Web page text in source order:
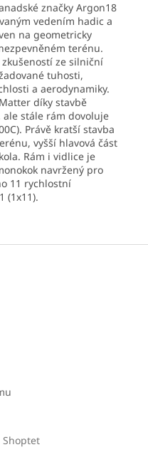
značky Argon18
vedením hadic a
na geometricky
terénu.
ze silniční
tuhosti,
a aerodynamiky.
díky stavbě
ale stále rám dovoluje
Právě kratší stavba
vyšší hlavová část
Rám i vidlice je
navržený pro
11 rychlostní
(1x11).